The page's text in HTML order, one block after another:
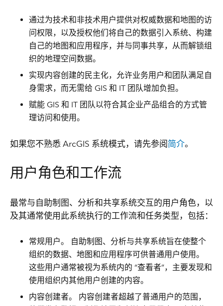
通过为技术和非技术用户提供对权威数据和地图的访
问权限，以及授权他们将自己的数据引入系统、构建
自己的地图和应用程序，并与同事共享，从而解锁组
织的地理空间数据。
实现内容创建的民主化，允许业务用户和团队满足自
身需求，而无需给 GIS 和 IT 团队增加负担。
赋能 GIS 和 IT 团队以符合其企业产品组合的方式管
理访问和使用。
如果您不熟悉 ArcGIS 系统模式，请先参阅简介。
用户角色和工作流
最常与自助制图、分析和共享系统交互的用户角色，以
及其通常使用此系统执行的工作流和任务类型，包括：
常规用户。 自助制图、分析与共享系统旨在使整个
组织的数据、地图和应用程序可供普通用户使用。
这些用户通常被视为系统内的 “查看者”，主要发现和
使用组织内其他用户创建的内容。
内容创建者。 内容创建者超越了普通用户的范围，